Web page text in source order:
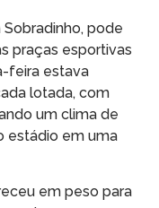
pode
praças esportivas
feira estava
lotada, com
um clima de
estádio em uma
em peso para